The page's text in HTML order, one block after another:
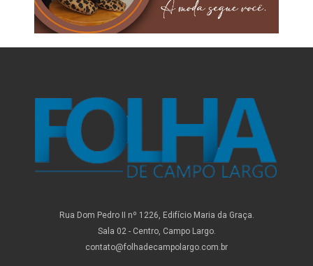
Rua Dom Pedro II nº 1226, Edifício Maria da Graça.
Sala 02 - Centro, Campo Largo.
contato@folhadecampolargo.com.br